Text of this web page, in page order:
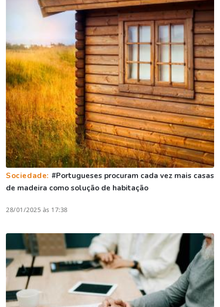
Sociedade: #Portugueses procuram cada vez mais casas
de madeira como solução de habitação
28/01/2025 às 17:38